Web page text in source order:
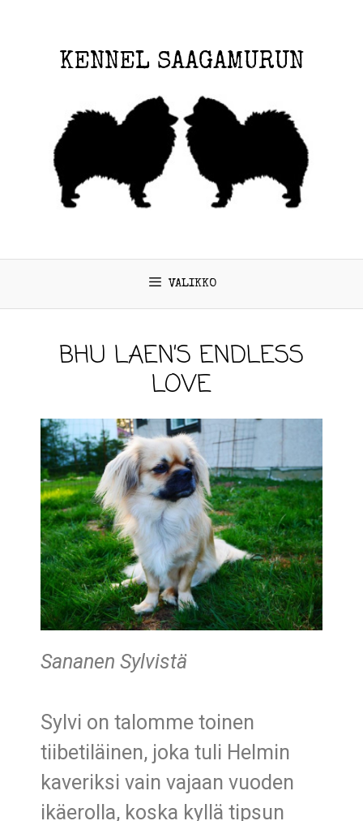
KENNEL SAAGAMURUN
VALIKKO
BHU LAEN’S ENDLESS
LOVE
Sananen Sylvistä
Sylvi on talomme toinen
tiibetiläinen, joka tuli Helmin
kaveriksi vain vajaan vuoden
ikäerolla, koska kyllä tipsun